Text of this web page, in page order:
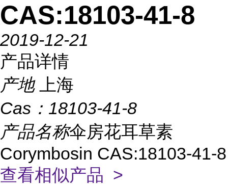
CAS:18103-41-8
2019-12-21
产品详情
产地
上海
Cas： 18103-41-8
产品名称伞房花耳草素
Corymbosin CAS:18103-41-8
查看相似产品 >